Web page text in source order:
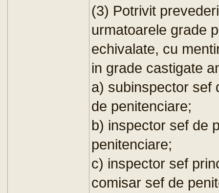
(3) Potrivit
urmatoarele grade
echivalate, cu
in grade castigate
a) subinspector
de penitenciare;
b) inspector sef de
penitenciare;
c) inspector sef
comisar sef de